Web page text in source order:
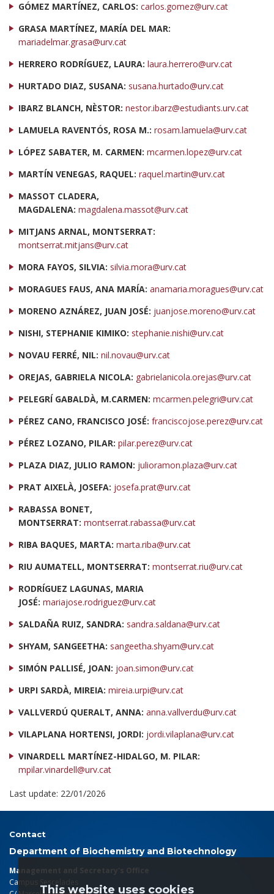
GÓMEZ MARTÍNEZ, CARLOS: carlos.gomez@urv.cat
GRASA MARTÍNEZ, MARÍA DEL MAR:
mariadelmar.grasa@urv.cat
HERRERO RODRÍGUEZ, LAURA: laura.herrero@urv.cat
HURTADO DIAZ, SUSANA: susana.hurtado@urv.cat
IBARZ BLANCH, NÈSTOR: nestor.ibarz@estudiants.urv.cat
LAMUELA RAVENTÓS, ROSA M.: rosam.lamuela@urv.cat
LÓPEZ SABATER, M. CARMEN: mcarmen.lopez@urv.cat
MARTÍN VENEGAS, RAQUEL: raquel.martin@urv.cat
MASSOT CLADERA,
MAGDALENA: magdalena.massot@urv.cat
MITJANS ARNAL, MONTSERRAT:
montserrat.mitjans@urv.cat
MORA FAYOS, SILVIA: silvia.mora@urv.cat
MORAGUES FAUS, ANA MARÍA: anamaria.moragues@urv.cat
MORENO AZNÁREZ, JUAN JOSÉ: juanjose.moreno@urv.cat
NISHI, STEPHANIE KIMIKO: stephanie.nishi@urv.cat
NOVAU FERRÉ, NIL: nil.novau@urv.cat
OREJAS, GABRIELA NICOLA: gabrielanicola.orejas@urv.cat
PELEGRÍ GABALDÀ, M.CARMEN: mcarmen.pelegri@urv.cat
PÉREZ CANO, FRANCISCO JOSÉ: franciscojose.perez@urv.cat
PÉREZ LOZANO, PILAR: pilar.perez@urv.cat
PLAZA DIAZ, JULIO RAMON: julioramon.plaza@urv.cat
PRAT AIXELÀ, JOSEFA: josefa.prat@urv.cat
RABASSA BONET,
MONTSERRAT: montserrat.rabassa@urv.cat
RIBA BAQUES, MARTA: marta.riba@urv.cat
RIU AUMATELL, MONTSERRAT: montserrat.riu@urv.cat
RODRÍGUEZ LAGUNAS, MARIA
JOSÉ: mariajose.rodriguez@urv.cat
SALDAÑA RUIZ, SANDRA: sandra.saldana@urv.cat
SHYAM, SANGEETHA: sangeetha.shyam@urv.cat
SIMÓN PALLISÉ, JOAN: joan.simon@urv.cat
URPI SARDÀ, MIREIA: mireia.urpi@urv.cat
VALLVERDÚ QUERALT, ANNA: anna.vallverdu@urv.cat
VILAPLANA HORTENSI, JORDI: jordi.vilaplana@urv.cat
VINARDELL MARTÍNEZ-HIDALGO, M. PILAR:
mpilar.vinardell@urv.cat
Last update: 22/01/2026
Contact
Department of Biochemistry and Biotechnology
Management and Secretary's Office
Campus Sescelades
This website uses cookies